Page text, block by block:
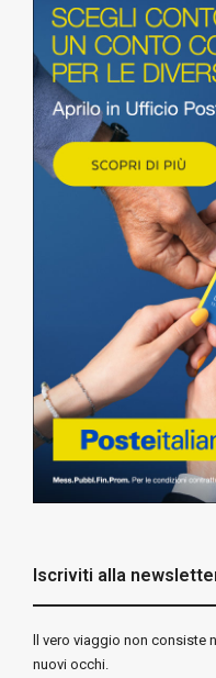
Iscriviti alla
ll vero viaggio non consiste
nuovi occhi.